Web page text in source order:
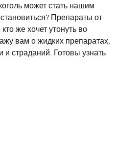
может стать нашим
Препараты от
же хочет утонуть во
вам о жидких препаратах,
и страданий. Готовы узнать